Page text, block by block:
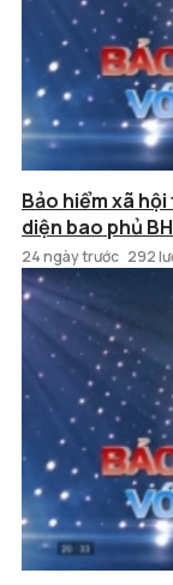
Bảo hiểm xã
diện bao phủ
24 ngày trước 292